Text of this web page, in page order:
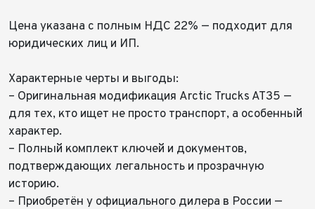
Цена указана с полным НДС 22% — подходит для
юридических лиц и ИП.
Характерные черты и выгоды:
– Оригинальная модификация Arctic Trucks AT35 —
для тех, кто ищет не просто транспорт, а особенный
характер.
– Полный комплект ключей и документов,
подтверждающих легальность и прозрачную
историю.
– Приобретён у официального дилера в России —
Обратная связь
Имя*
ФИО* Заявка на оценку